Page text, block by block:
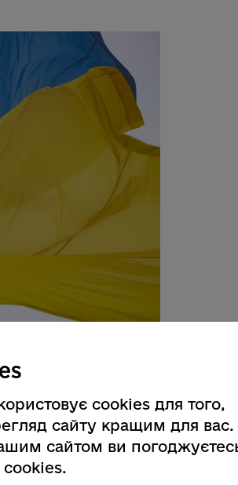
Зеленський
вагомий внесок у
захист
cookies для того,
сайту кращим для вас.
сайтом ви
cookies.